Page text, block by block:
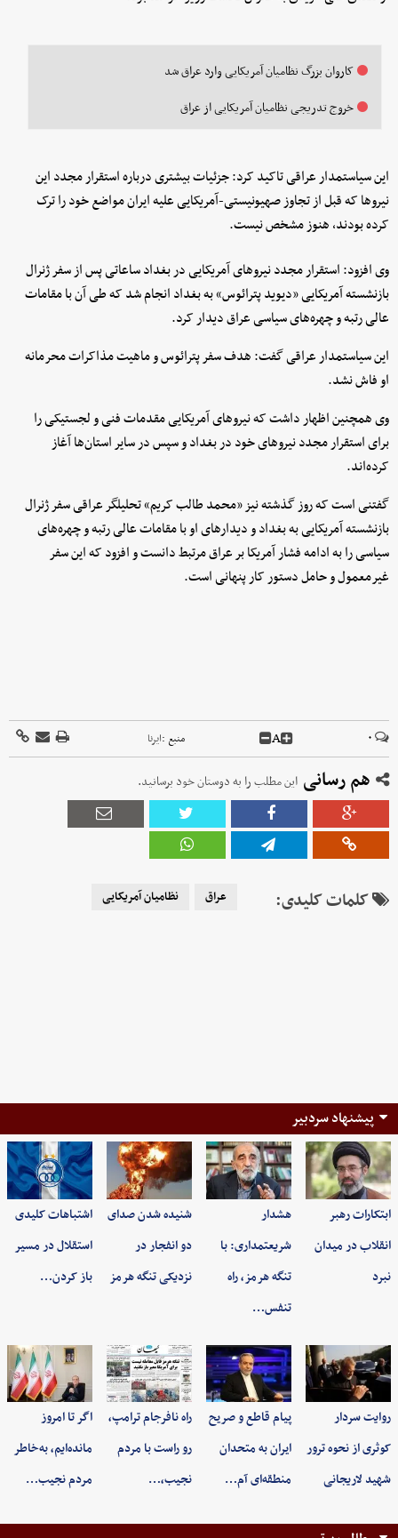
کاروان بزرگ نظامیان آمریکایی وارد عراق شد
خروج تدریجی نظامیان آمریکایی از عراق
این سیاستمدار عراقی تاکید کرد: جزئیات بیشتری درباره استقرار مجدد این
نیروها که قبل از تجاوز صهیونیستی-آمریکایی علیه ایران مواضع خود را ترک
کرده بودند، هنوز مشخص نیست.
وی افزود: استقرار مجدد نیروهای آمریکایی در بغداد ساعاتی پس از سفر ژنرال
بازنشسته آمریکایی «دیوید پترائوس» به بغداد انجام شد که طی آن با مقامات
عالی رتبه و چهره‌های سیاسی عراق دیدار کرد.
این سیاستمدار عراقی گفت: هدف سفر پترائوس و ماهیت مذاکرات محرمانه
او فاش نشد.
وی همچنین اظهار داشت که نیروهای آمریکایی مقدمات فنی و لجستیکی را
برای استقرار مجدد نیروهای خود در بغداد و سپس در سایر استان‌ها آغاز
کرده‌اند.
گفتنی است که روز گذشته نیز «محمد طالب کریم» تحلیلگر عراقی سفر ژنرال
بازنشسته آمریکایی به بغداد و دیدارهای او با مقامات عالی رتبه و چهره‌های
سیاسی را به ادامه فشار آمریکا بر عراق مرتبط دانست و افزود که این سفر
غیرمعمول و حامل دستور کار پنهانی است.
۰ A منبع :ایرنا
هم رسانی این مطلب را به دوستان خود برسانید.
کلمات کلیدی: عراق نظامیان آمریکایی
پیشنهاد سردبیر
ابتکارات رهبر
انقلاب در میدان
نبرد
هشدار
شریعتمداری: با
تنگه هرمز، راه
تنفس…
شنیده شدن صدای
دو انفجار در
نزدیکی تنگه هرمز
اشتباهات کلیدی
استقلال در مسیر
باز کردن…
روایت سردار
کوثری از نحوه ترور
شهید لاریجانی
پیام قاطع و صریح
ایران به متحدان
منطقه‌ای آم…
راه نافرجام ترامپ،
رو راست با مردم
نجیب،…
اگر تا امروز
مانده‌ایم، به‌خاطر
مردم نجیب…